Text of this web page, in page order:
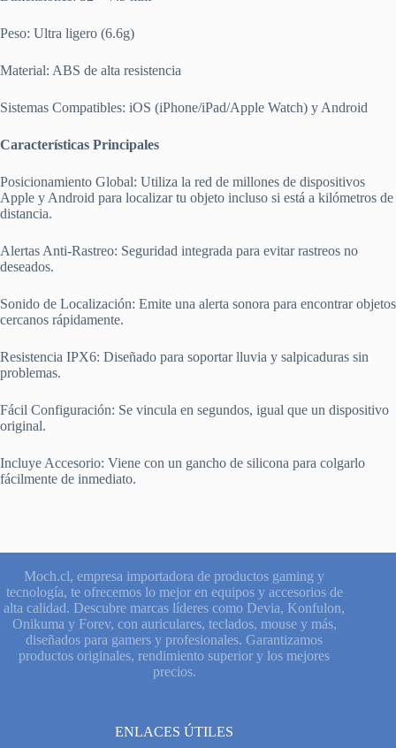
Peso: Ultra ligero (6.6g)
Material: ABS de alta resistencia
Sistemas Compatibles: iOS (iPhone/iPad/Apple Watch) y Android
Características Principales
Posicionamiento Global: Utiliza la red de millones de dispositivos
Apple y Android para localizar tu objeto incluso si está a kilómetros de
distancia.
Alertas Anti-Rastreo: Seguridad integrada para evitar rastreos no
deseados.
Sonido de Localización: Emite una alerta sonora para encontrar objetos
cercanos rápidamente.
Resistencia IPX6: Diseñado para soportar lluvia y salpicaduras sin
problemas.
Fácil Configuración: Se vincula en segundos, igual que un dispositivo
original.
Incluye Accesorio: Viene con un gancho de silicona para colgarlo
fácilmente de inmediato.
Moch.cl, empresa importadora de productos gaming y
tecnología, te ofrecemos lo mejor en equipos y accesorios de
alta calidad. Descubre marcas líderes como Devia, Konfulon,
Onikuma y Forev, con auriculares, teclados, mouse y más,
diseñados para gamers y profesionales. Garantizamos
productos originales, rendimiento superior y los mejores
precios.
ENLACES ÚTILES